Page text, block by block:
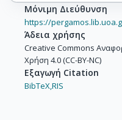
Μόνιμη Διεύθυνση
https://
Άδεια χρήσης
Creative Commons
Χρήση 4.0 (CC-BY-NC)
Εξαγωγή Citation
BibTeX,RIS